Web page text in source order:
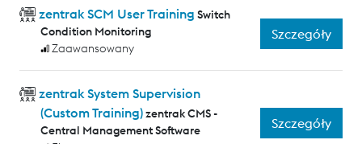
zentrak SCM User Training Switch
Condition Monitoring
Zaawansowany
Szczegóły
zentrak System Supervision
(Custom Training)zentrak CMS -
Central Management Software
Szczegóły